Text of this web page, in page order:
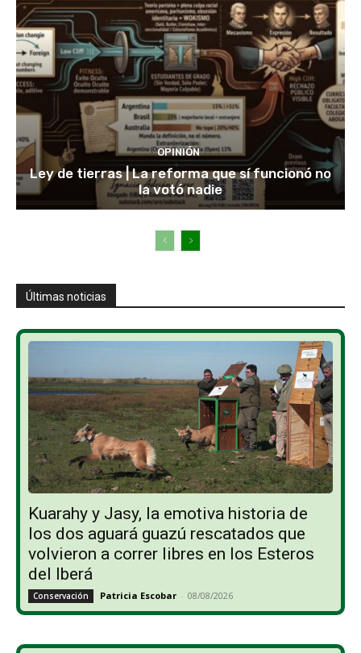
OPINIÓN
Ley de tierras | La reforma que sí funcionó no
la votó nadie
Últimas noticias
Kuarahy y Jasy, la emotiva historia de
los dos aguará guazú rescatados que
volvieron a correr libres en los Esteros
del Iberá
Conservación Patricia Escobar - 08/08/2026